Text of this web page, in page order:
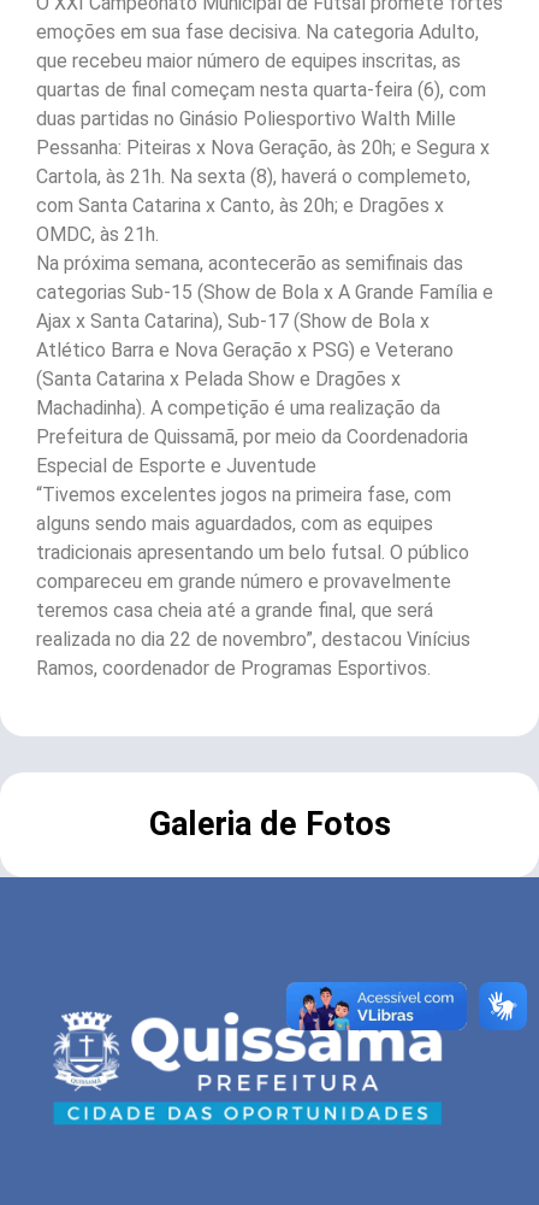
emoções em sua fase decisiva. Na categoria Adulto,
que recebeu maior número de equipes inscritas, as
quartas de final começam nesta quarta-feira (6), com
duas partidas no Ginásio Poliesportivo Walth Mille
Pessanha: Piteiras x Nova Geração, às 20h; e Segura x
Cartola, às 21h. Na sexta (8), haverá o complemeto,
com Santa Catarina x Canto, às 20h; e Dragões x
OMDC, às 21h.
Na próxima semana, acontecerão as semifinais das
categorias Sub-15 (Show de Bola x A Grande Família e
Ajax x Santa Catarina), Sub-17 (Show de Bola x
Atlético Barra e Nova Geração x PSG) e Veterano
(Santa Catarina x Pelada Show e Dragões x
Machadinha). A competição é uma realização da
Prefeitura de Quissamã, por meio da Coordenadoria
Especial de Esporte e Juventude
“Tivemos excelentes jogos na primeira fase, com
alguns sendo mais aguardados, com as equipes
tradicionais apresentando um belo futsal. O público
compareceu em grande número e provavelmente
teremos casa cheia até a grande final, que será
realizada no dia 22 de novembro”, destacou Vinícius
Ramos, coordenador de Programas Esportivos.
Galeria de Fotos